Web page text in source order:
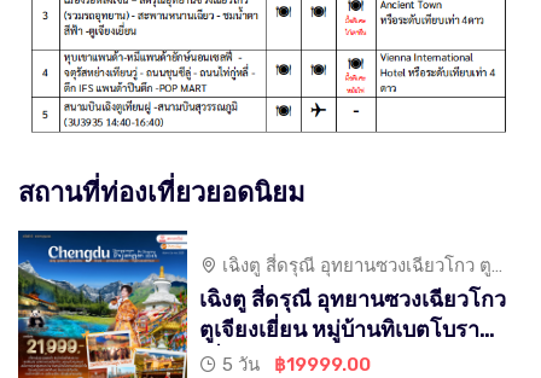
สถานที่ท่องเที่ยวยอดนิยม
เฉิงตู สี่ดรุณี อุทยานซวงเฉียวโกว ตู
เจียงเยี่ยน หมู่บ้านทิเบตโบราณ
เฉิงตู สี่ดรุณี อุทยานซวงเฉียวโกว
ตูเจียงเยี่ยน หมู่บ้านทิเบตโบราณ
เที่ยวเต็ม 5D 4N
5 วัน ฿19999.00